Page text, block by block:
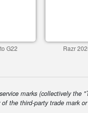
G22 Razr
marks (collectively
the third-party trade mark